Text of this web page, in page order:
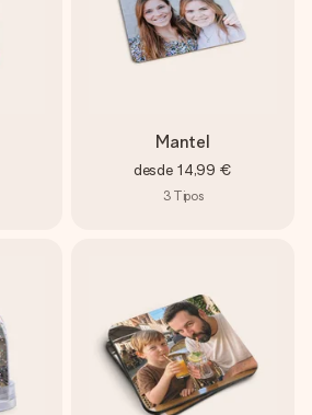
Mantel
desde 14,99 €
3 Tipos